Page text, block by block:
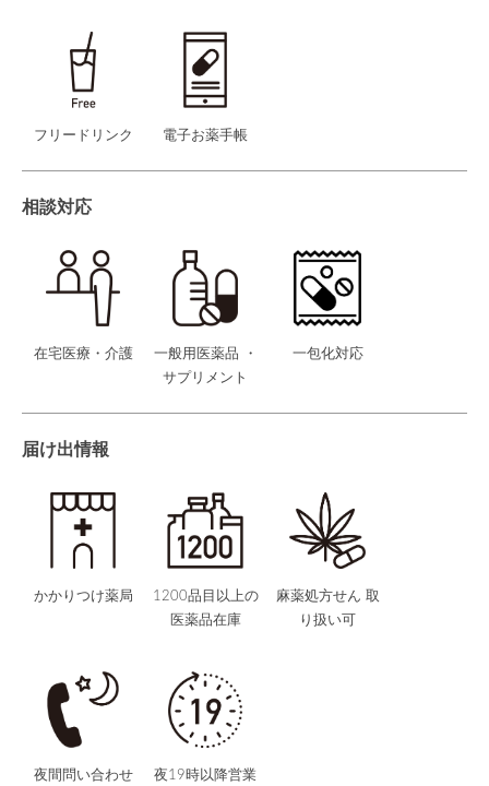
フリードリンク 電子お薬手帳
相談対応
在宅医療・介護
一般用医薬品 ・
サプリメント
一包化対応
届け出情報
かかりつけ薬局
1200品目以上の
医薬品在庫
麻薬処方せん 取
り扱い可
夜間問い合わせ
夜19時以降営業